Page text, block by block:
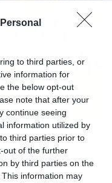
to third parties, or
information for
the below opt-out
note that after your
continue seeing
information utilized by
third parties prior to
out of the further
by third parties on the
This information may
και